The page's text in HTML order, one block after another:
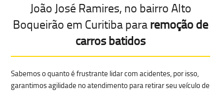
João José Ramires, no bairro Alto
Boqueirão em Curitiba pararemoção de
carros batidos
Sabemos o quanto é frustrante lidar com acidentes, por isso,
garantimos agilidade no atendimento pararetirar seu veículo de